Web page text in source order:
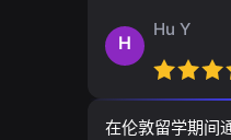
H
Hu Y
在伦敦留学期间